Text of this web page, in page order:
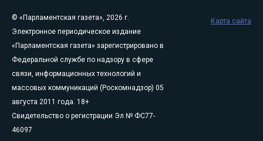
© «Парламентская газета», 2026 г.
Электронное периодическое издание
«Парламентская газета» зарегистрировано в
Федеральной службе по надзору в сфере
связи, информационных технологий и
массовых коммуникаций (Роскомнадзор) 05
августа 2011 года. 18+
Свидетельство о регистрации Эл № ФС77-
46097
Карта сайта